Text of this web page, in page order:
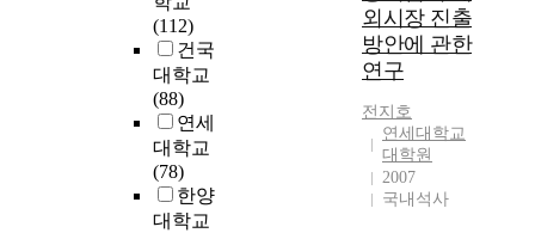
(112)
건국
대학교
(88)
연세
대학교
(78)
한양
대학교
외시장 진출
방안에 관한
연구
전지호
연세대학교
대학원
2007
국내석사